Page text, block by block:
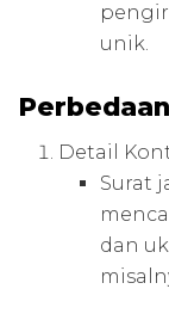
unik.
Perbedaan
Detail
Surat
dan